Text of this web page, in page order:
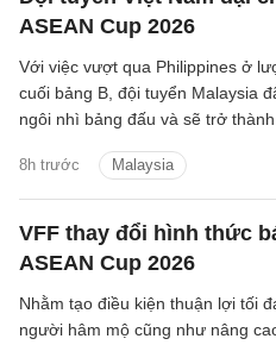
ASEAN Cup 2026
8h trước Malaysia
Với việc vượt qua Philippines ở
cuối bảng B, đội tuyển Malaysia
ngôi nhì bảng đấu và sẽ trở thành
hành trình bảo vệ ngôi vương
Á.
VFF thay đổi hình thức
ASEAN Cup 2026
Nhằm tạo điều kiện thuận lợi tối
người hâm mộ cũng như nâng